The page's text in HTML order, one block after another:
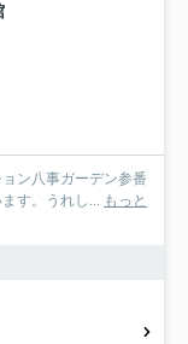
ン八事ガーデン参番
す。うれし... もっと